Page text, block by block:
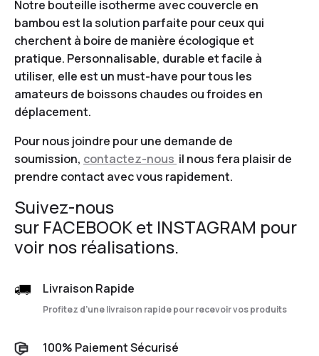
Notre bouteille isotherme avec couvercle en
bambou est la solution parfaite pour ceux qui
cherchent à boire de manière écologique et
pratique. Personnalisable, durable et facile à
utiliser, elle est un must-have pour tous les
amateurs de boissons chaudes ou froides en
déplacement.
Pour nous joindre pour une demande de
soumission, contactez-nous il nous fera plaisir de
prendre contact avec vous rapidement.
Suivez-nous
sur FACEBOOKet INSTAGRAM pour
voir nos réalisations.
Livraison Rapide
Profitez d’une livraison rapide pour recevoir vos produits
100% Paiement Sécurisé